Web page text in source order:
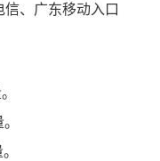
信、广东移动入口